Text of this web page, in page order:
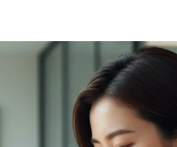
違い
はのポイント